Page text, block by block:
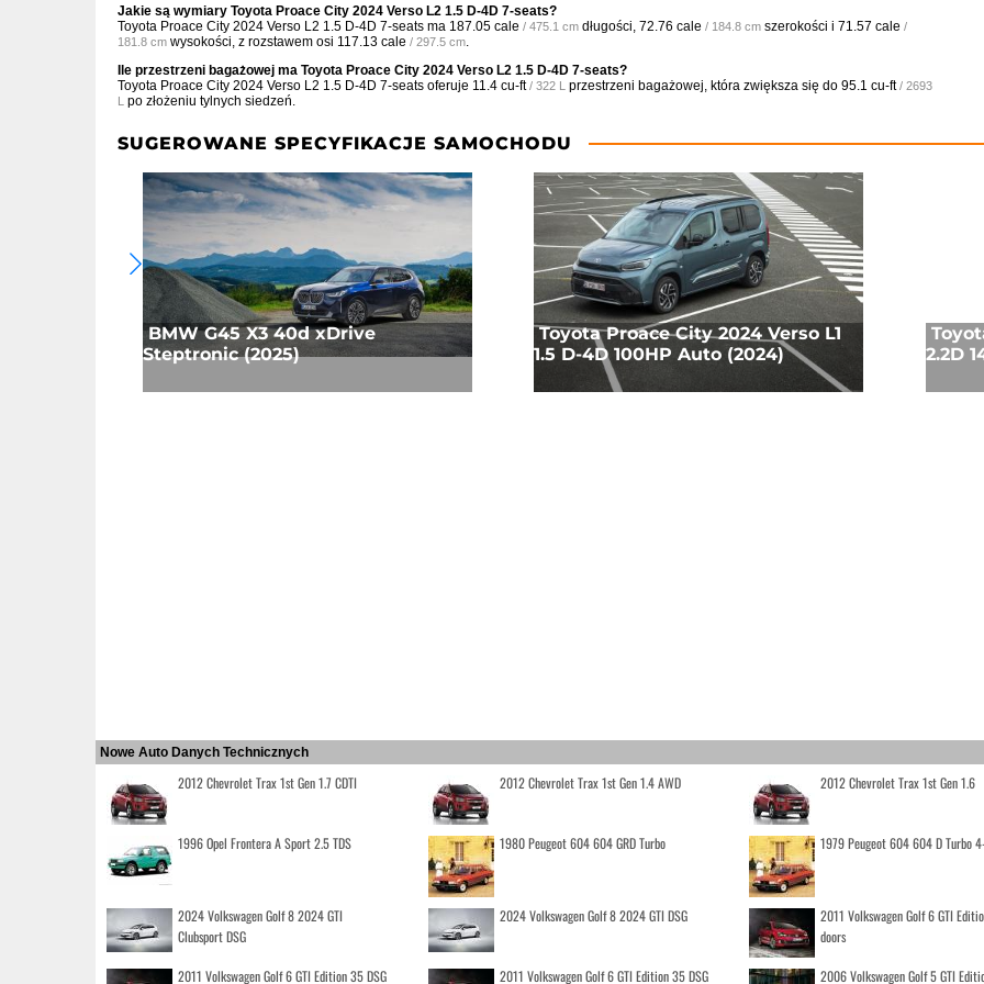
Jakie są wymiary Toyota Proace City 2024 Verso L2 1.5 D-4D 7-seats?
Toyota Proace City 2024 Verso L2 1.5 D-4D 7-seats ma 187.05 cale / 475.1 cm długości, 72.76 cale / 184.8 cm szerokości i 71.57 cale /
181.8 cm wysokości, z rozstawem osi 117.13 cale / 297.5 cm.
Ile przestrzeni bagażowej ma Toyota Proace City 2024 Verso L2 1.5 D-4D 7-seats?
Toyota Proace City 2024 Verso L2 1.5 D-4D 7-seats oferuje 11.4 cu-ft / 322 L przestrzeni bagażowej, która zwiększa się do 95.1 cu-ft / 2693
L po złożeniu tylnych siedzeń.
SUGEROWANE SPECYFIKACJE SAMOCHODU
BMW G45 X3 40d xDrive
Steptronic (2025)
Toyota Proace City 2024 Verso L1
1.5 D-4D 100HP Auto (2024)
2.2D
Nowe Auto Danych Technicznych
2012 Chevrolet Trax 1st Gen 1.7 CDTI 2012 Chevrolet Trax 1st Gen 1.4 AWD 2012 Chevrolet Trax 1st Gen 1.6
1996 Opel Frontera A Sport 2.5 TDS 1980 Peugeot 604 604 GRD Turbo 1979 Peugeot 604 604 D Turbo
2024 Volkswagen Golf 8 2024 GTI
Clubsport DSG
2024 Volkswagen Golf 8 2024 GTI DSG
2011 Volkswagen Golf 6 GTI
doors
2011 Volkswagen Golf 6 GTI Edition 35 DSG 2011 Volkswagen Golf 6 GTI Edition 35 DSG 2006 Volkswagen Golf 5 GTI